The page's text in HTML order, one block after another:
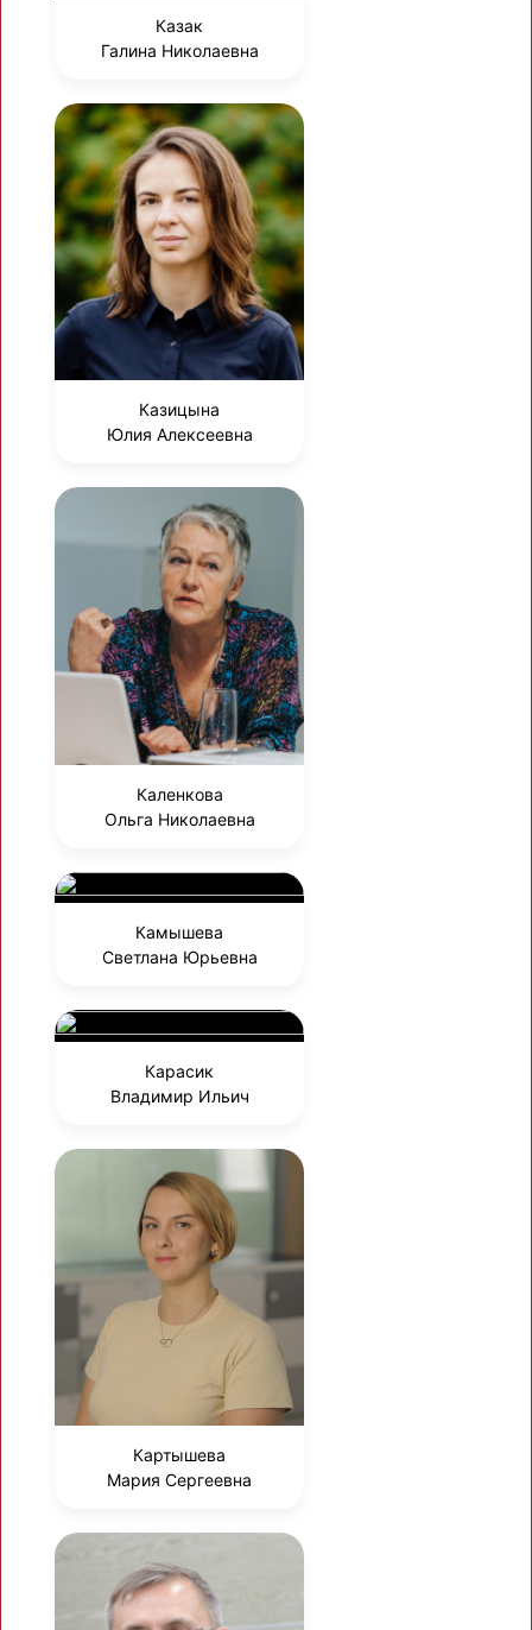
Казак
Галина Николаевна
Казицына
Юлия Алексеевна
Каленкова
Ольга Николаевна
Камышева
Светлана Юрьевна
Карасик
Владимир Ильич
Картышева
Мария Сергеевна